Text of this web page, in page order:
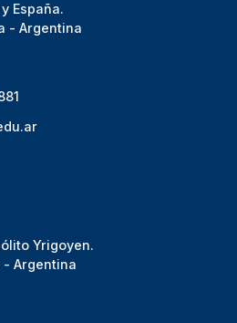
España.
- Argentina
Yrigoyen.
- Argentina